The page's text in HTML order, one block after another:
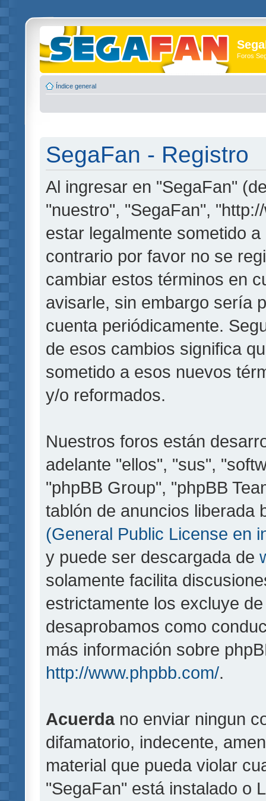
Foros
Índice general
SegaFan - Registro
Al ingresar en "SegaFan"
"nuestro", "SegaFan",
estar legalmente sometido
contrario por favor no se
cambiar estos términos en
avisarle, sin embargo sería
cuenta periódicamente.
de esos cambios significa
sometido a esos nuevos
y/o reformados.
Nuestros foros están
adelante "ellos", "sus",
"phpBB Group", "phpBB
tablón de anuncios liberada
(General Public License en
y puede ser descargada de
solamente facilita
estrictamente los excluye
desaprobamos como
más información sobre
http://www.phpbb.com/.
Acuerdano enviar ningun
difamatorio, indecente,
material que pueda violar
"SegaFan" está instalado o